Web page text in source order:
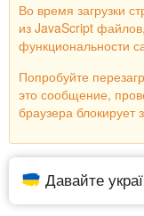
Во время загрузки
из JavaScript
функциональности
Попробуйте
это сообщение,
браузера блокирует
Давайте